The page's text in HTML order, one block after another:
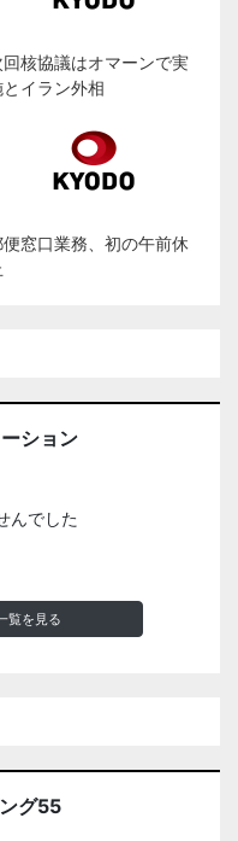
回核協議はオマーンで実
とイラン外相
便窓口業務、初の午前休
ション
んでした
覧を見る
グ55